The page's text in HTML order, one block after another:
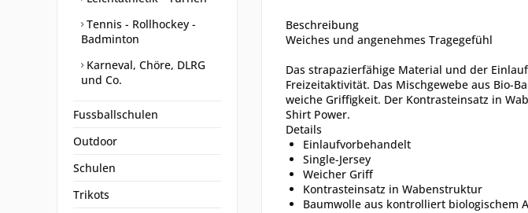
Tennis - Rollhockey -
Badminton
Karneval, Chöre, DLRG
und Co.
Fussballschulen
Outdoor
Schulen
Trikots
Beschreibung
Weiches und angenehmes Tragegefühl
Das strapazierfähige Material und der
Freizeitaktivität. Das Mischgewebe aus Bio-
weiche Griffigkeit. Der Kontrasteinsatz in
Shirt Power.
Details
Einlaufvorbehandelt
Single-Jersey
Weicher Griff
Kontrasteinsatz in Wabenstruktur
Baumwolle aus kontrolliert biologischem